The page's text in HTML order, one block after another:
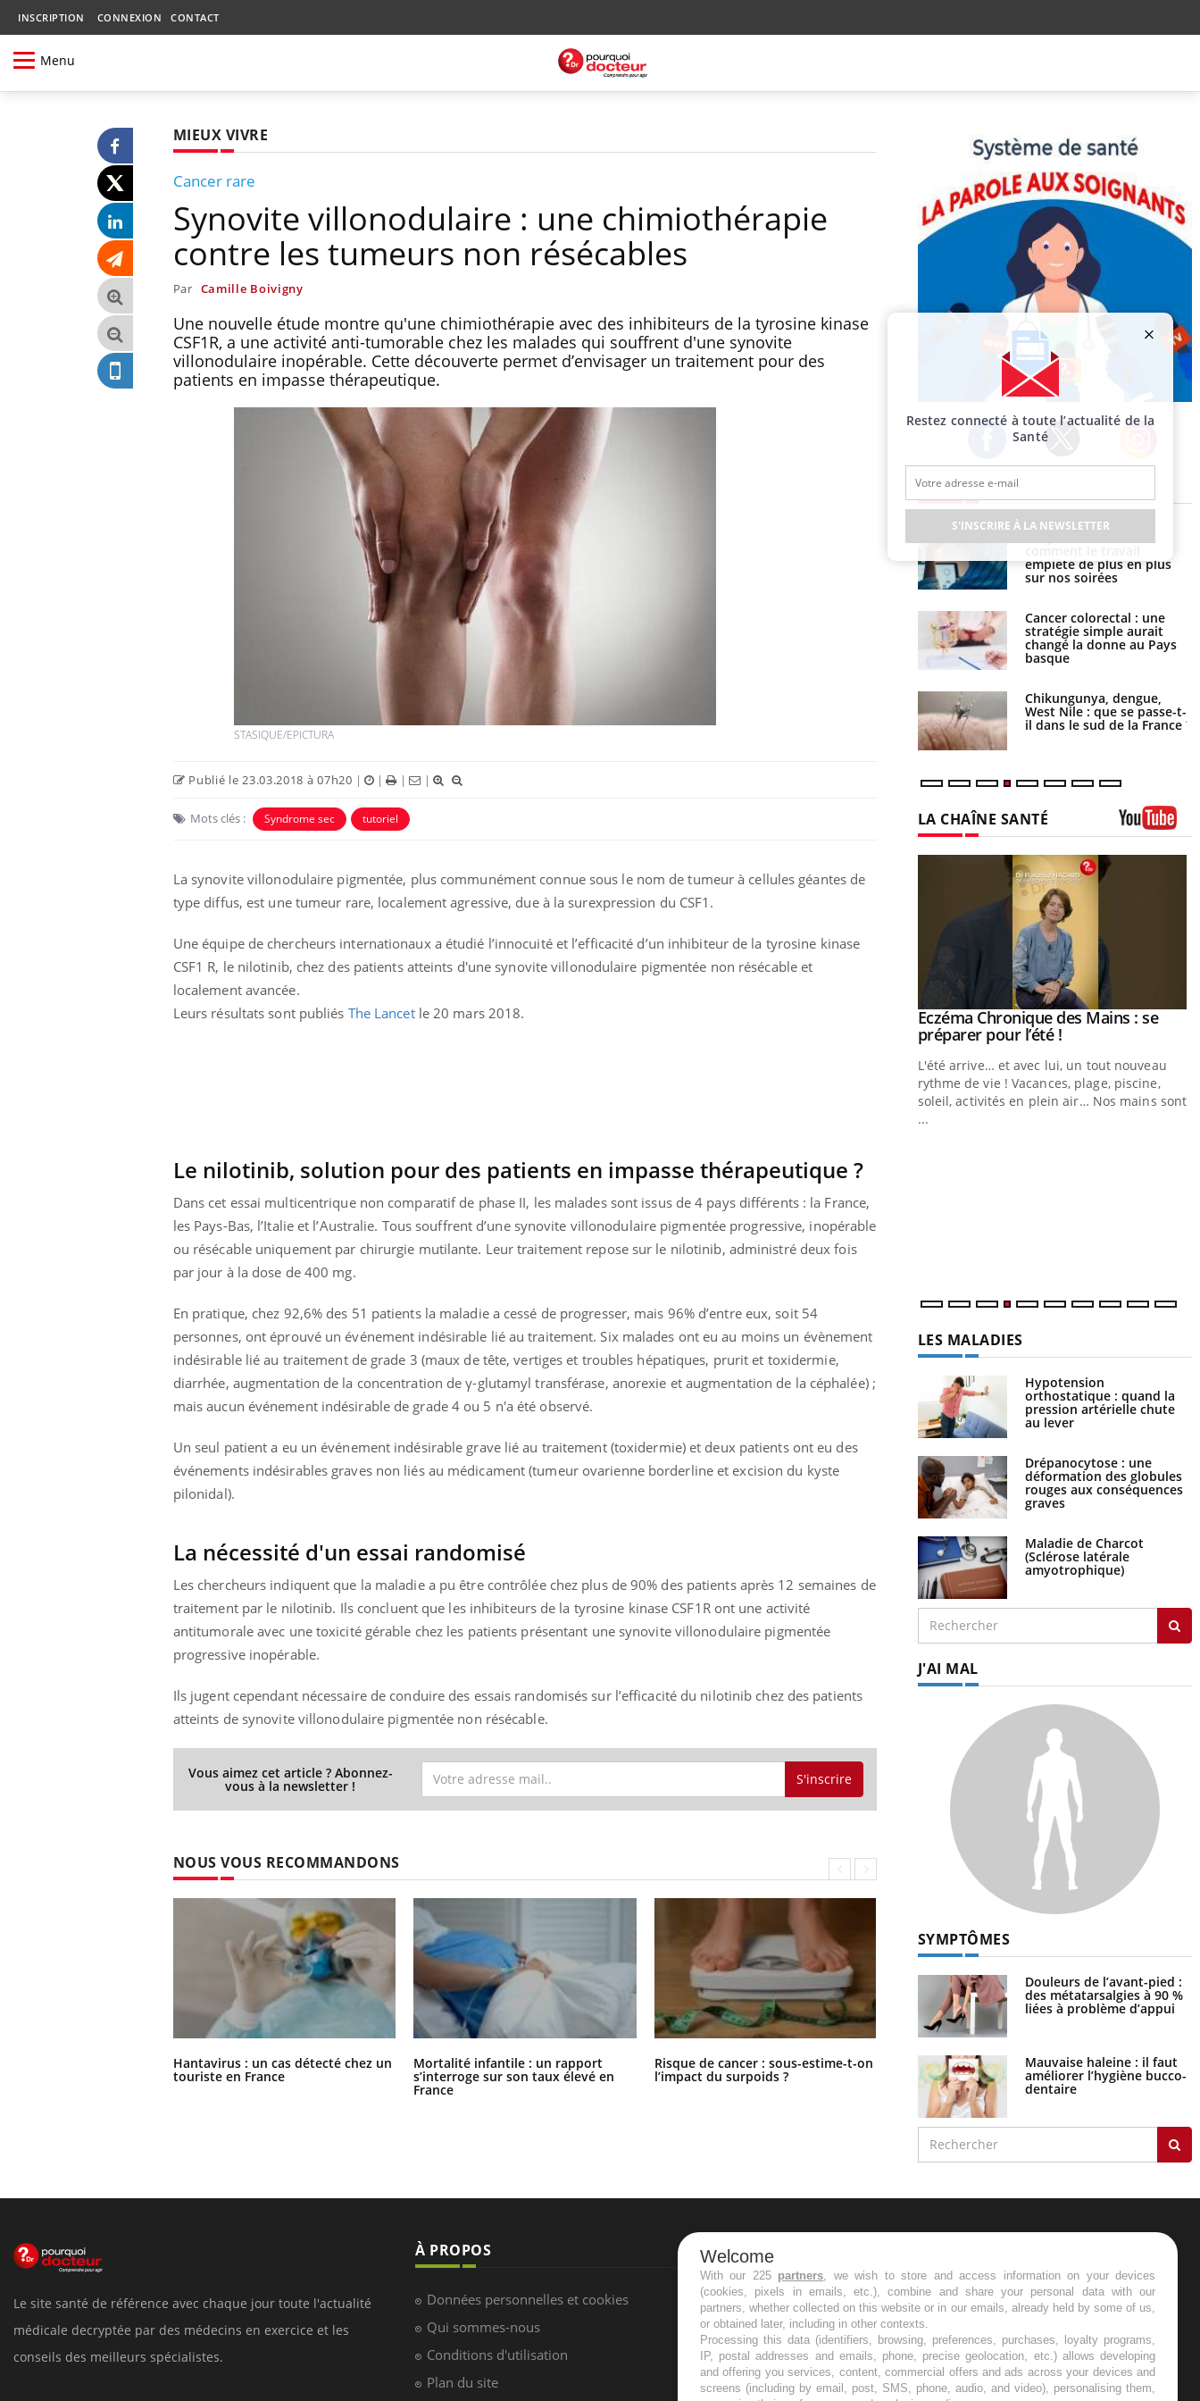
INSCRIPTION CONNEXION CONTACT
Menu
MIEUX VIVRE
Cancer rare
Synovite villonodulaire : une chimiothérapie
contre les tumeurs non résécables
Par Camille Boivigny
Une nouvelle étude montre qu'une chimiothérapie avec des inhibiteurs de la tyrosine kinase
CSF1R, a une activité anti-tumorable chez les malades qui souffrent d'une synovite
villonodulaire inopérable. Cette découverte permet d’envisager un traitement pour des
patients en impasse thérapeutique.
STASIQUE/EPICTURA
Publié le 23.03.2018 à 07h20 | | | |
Mots clés : Syndrome sec tutoriel
La synovite villonodulaire pigmentée, plus communément connue sous le nom de tumeur à cellules géantes de
type diffus, est une tumeur rare, localement agressive, due à la surexpression du CSF1.
Une équipe de chercheurs internationaux a étudié l’innocuité et l’efficacité d’un inhibiteur de la tyrosine kinase
CSF1 R, le nilotinib, chez des patients atteints d'une synovite villonodulaire pigmentée non résécable et
localement avancée.
Leurs résultats sont publiés The Lancetle 20 mars 2018.
Le nilotinib, solution pour des patients en impasse thérapeutique ?
Dans cet essai multicentrique non comparatif de phase II, les malades sont issus de 4 pays différents : la France,
les Pays-Bas, l’Italie et l’Australie. Tous souffrent d’une synovite villonodulaire pigmentée progressive, inopérable
ou résécable uniquement par chirurgie mutilante. Leur traitement repose sur le nilotinib, administré deux fois
par jour à la dose de 400 mg.
En pratique, chez 92,6% des 51 patients la maladie a cessé de progresser, mais 96% d’entre eux, soit 54
personnes, ont éprouvé un événement indésirable lié au traitement. Six malades ont eu au moins un évènement
indésirable lié au traitement de grade 3 (maux de tête, vertiges et troubles hépatiques, prurit et toxidermie,
diarrhée, augmentation de la concentration de γ-glutamyl transférase, anorexie et augmentation de la céphalée) ;
mais aucun événement indésirable de grade 4 ou 5 n'a été observé.
Un seul patient a eu un événement indésirable grave lié au traitement (toxidermie) et deux patients ont eu des
événements indésirables graves non liés au médicament (tumeur ovarienne borderline et excision du kyste
pilonidal).
La nécessité d'un essai randomisé
Les chercheurs indiquent que la maladie a pu être contrôlée chez plus de 90% des patients après 12 semaines de
traitement par le nilotinib. Ils concluent que les inhibiteurs de la tyrosine kinase CSF1R ont une activité
antitumorale avec une toxicité gérable chez les patients présentant une synovite villonodulaire pigmentée
progressive inopérable.
Ils jugent cependant nécessaire de conduire des essais randomisés sur l’efficacité du nilotinib chez des patients
atteints de synovite villonodulaire pigmentée non résécable.
Vous aimez cet article ? Abonnez-
vous à la newsletter ! S'inscrire
NOUS VOUS RECOMMANDONS
Hantavirus : un cas détecté chez un
touriste en France
Mortalité infantile : un rapport
s’interroge sur son taux élevé en
France
Risque de cancer : sous-estime-t-on
l’impact du surpoids ?
Régimes cétogènes : un risque de
cancer de l’intestin grêle
Facebook Twitter Instagram
EN DIRECT
pour les vacances ?
Syndrome métabolique :
quels sont les meilleurs
exercices physiques ?
Comment éviter une otite
pendant les vacances ?
empiète de plus en plus
sur nos soirées
Cancer colorectal : une
stratégie simple aurait
changé la donne au Pays
basque
Chikungunya, dengue,
West Nile : que se passe-t-
il dans le sud de la France ?
LA CHAÎNE SANTÉ
Eczéma Chronique des Mains : Youtube
Carence en fer : comprendre pour Youtube
Eczéma Chronique des Mains : se
préparer pour l’été !Youtube
L'été arrive… et avec lui, un tout nouveau
rythme de vie ! Vacances, plage, piscine,
soleil, activités en plein air… Nos mains sont
...
LES MALADIES
Hypotension
orthostatique : quand la
pression artérielle chute
au lever
Drépanocytose : une
déformation des globules
rouges aux conséquences
graves
Maladie de Charcot
(Sclérose latérale
amyotrophique)
J'AI MAL
SYMPTÔMES
Douleurs de l’avant-pied :
des métatarsalgies à 90 %
liées à problème d’appui
Mauvaise haleine : il faut
améliorer l’hygiène bucco-
dentaire
Restez connecté à toute l’actualité de la
Santé
S'INSCRIRE À LA NEWSLETTER
Le site santé de référence avec chaque jour toute l'actualité
médicale decryptée par des médecins en exercice et les
conseils des meilleurs spécialistes.
À PROPOS
Données personnelles et cookies
Qui sommes-nous
Conditions d'utilisation
Plan du site
NEWSLETTER
Recevez toutes les semaines les meilleures
infos santé
Welcome
With our 225 partners, we wish to store and access information on your devices
(cookies, pixels in emails, etc.), combine and share your personal data with our
partners, whether collected on this website or in our emails, already held by some of us,
or obtained later, including in other contexts.
Processing this data (identifiers, browsing, preferences, purchases, loyalty programs,
IP, postal addresses and emails, phone, precise geolocation, etc.) allows developing
and offering you services, content, commercial offers and ads across your devices and
screens (including by email, post, SMS, phone, audio, and video), personalising them,